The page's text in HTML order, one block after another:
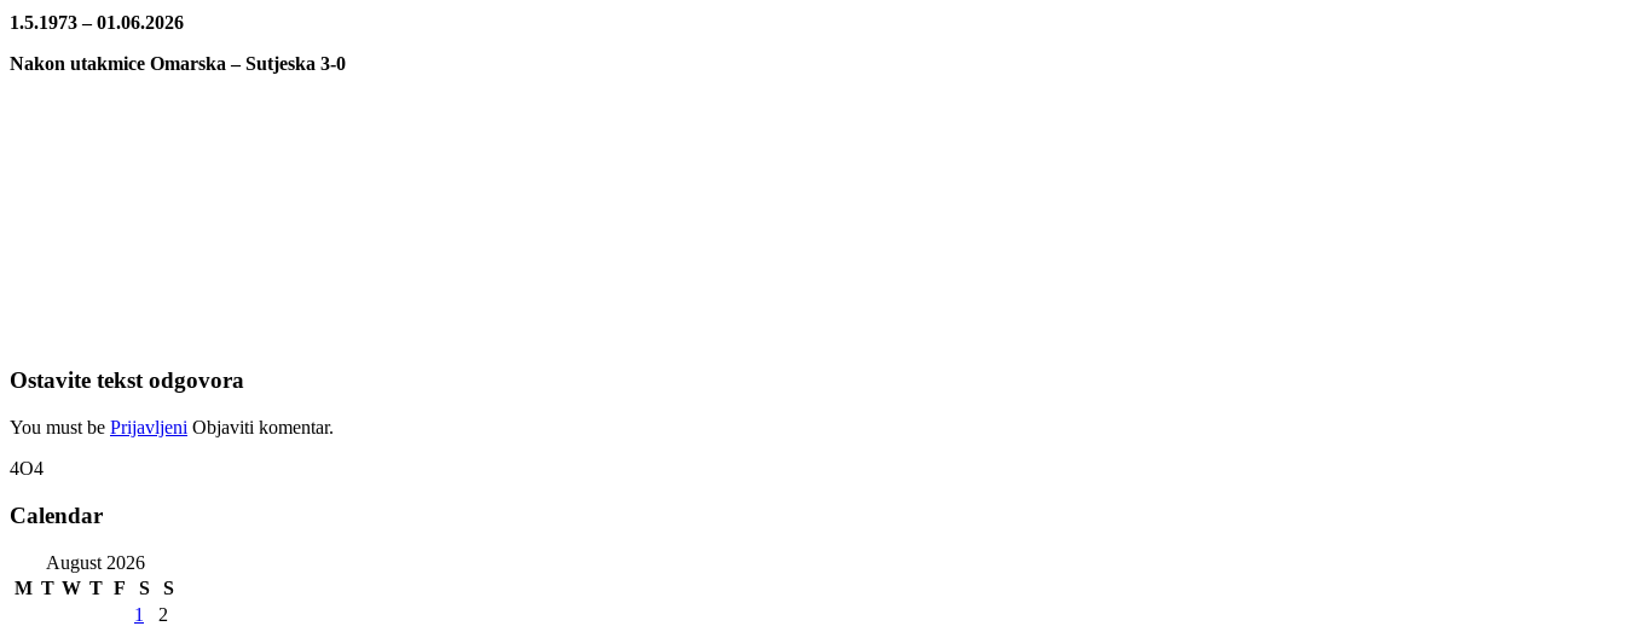
1.5.1973 – 01.06.2026
Nakon utakmice Omarska – Sutjeska 3-0
Ostavite tekst odgovora
You must be Prijavljeni Objaviti komentar.
4O4
Calendar
August 2026
M T W T F S
S
1
2